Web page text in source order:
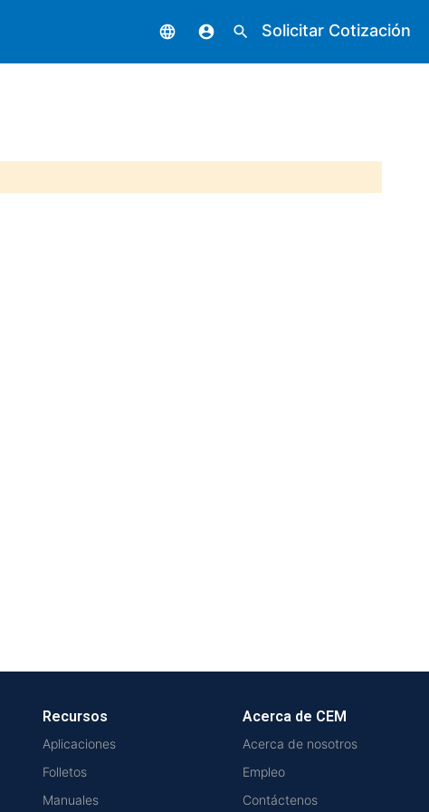
language account_circle search Solicitar Cotización
Recursos
Aplicaciones
Folletos
Manuales
Acerca de CEM
Acerca de nosotros
Empleo
Contáctenos